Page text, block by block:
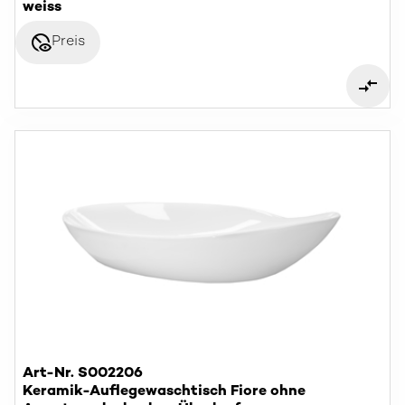
weiss
disabled_visiblePreis
Art-Nr. S002206
Keramik-Auflegewaschtisch Fiore ohne